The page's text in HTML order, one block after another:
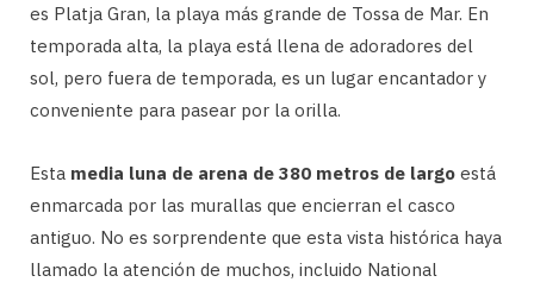
es Platja Gran, la playa más grande de Tossa de Mar. En
temporada alta, la playa está llena de adoradores del
sol, pero fuera de temporada, es un lugar encantador y
conveniente para pasear por la orilla.
Esta media luna de arena de 380 metros de largo está
enmarcada por las murallas que encierran el casco
antiguo. No es sorprendente que esta vista histórica haya
llamado la atención de muchos, incluido National